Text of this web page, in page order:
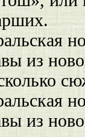
из
из